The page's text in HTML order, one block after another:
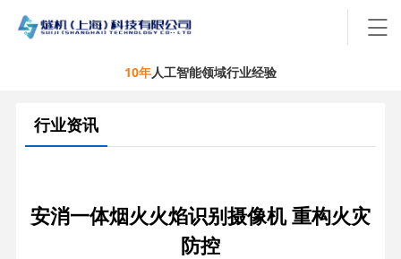
10年人工智能领域行业经验
行业资讯
安消一体烟火火焰识别摄像机 重构火灾
防控